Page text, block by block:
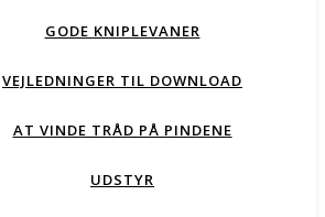
GODE KNIPLEVANER
VEJLEDNINGER TIL DOWNLOAD
AT VINDE TRÅD PÅ PINDENE
UDSTYR